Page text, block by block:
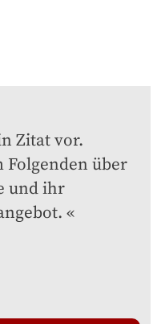
Zitat vor.
über
und ihr